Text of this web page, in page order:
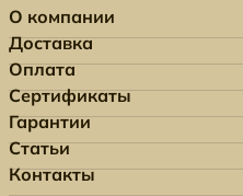
О компании
Доставка
Оплата
Сертификаты
Гарантии
Статьи
Контакты